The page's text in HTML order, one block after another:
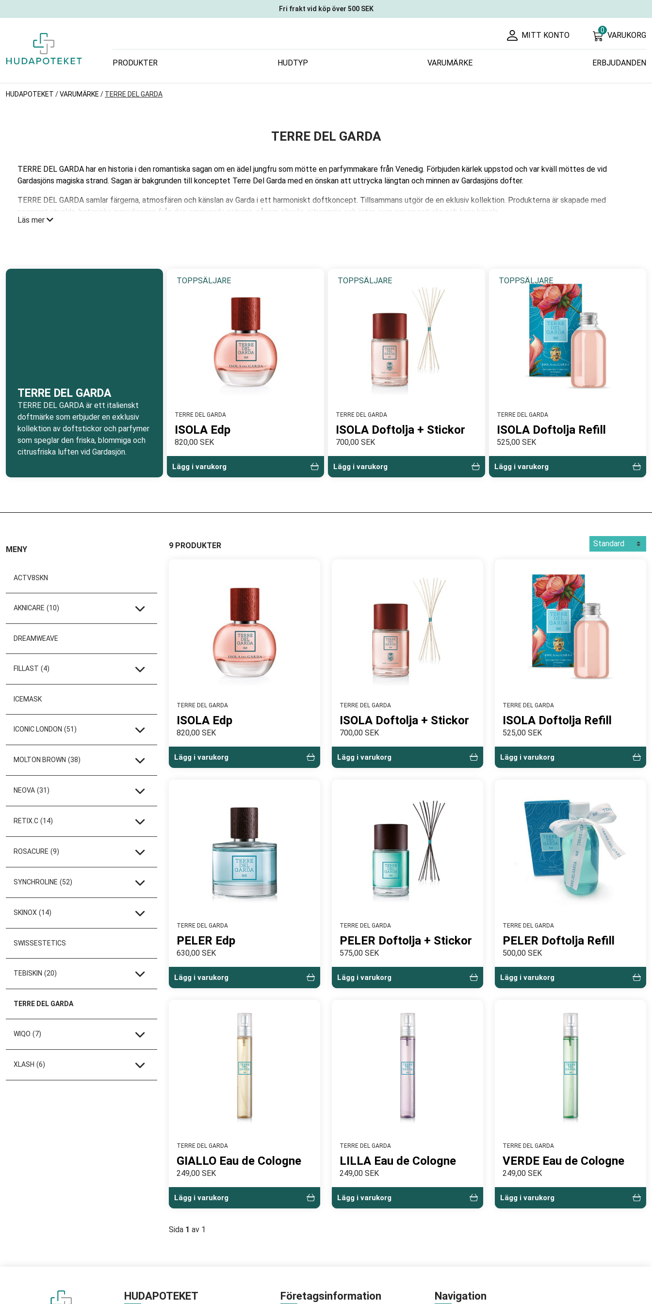
Fri frakt vid köp över 500 SEK
MITT KONTO
0
VARUKORG
PRODUKTER HUDTYP VARUMÄRKE ERBJUDANDEN
HUDAPOTEKET /VARUMÄRKE / TERRE DEL GARDA
TERRE DEL GARDA
TERRE DEL GARDA har en historia i den romantiska sagan om en ädel jungfru som mötte en parfymmakare från Venedig. Förbjuden kärlek uppstod och var kväll möttes de vid
Gardasjöns magiska strand. Sagan är bakgrunden till konceptet Terre Del Garda med en önskan att uttrycka längtan och minnen av Gardasjöns dofter.
TERRE DEL GARDA samlar färgerna, atmosfären och känslan av Garda i ett harmoniskt doftkoncept. Tillsammans utgör de en eklusiv kollektion. Produkterna är skapade med
noggrant utvalda, botaniska ingrediensen från den omgivande naturen, såsom olivolja, citrongräs och örter, som ger en naturlig och lyxig känsla.
Läs mer
TERRE DEL GARDA
TERRE DEL GARDA är ett italienskt
doftmärke som erbjuder en exklusiv
kollektion av doftstickor och parfymer
som speglar den friska, blommiga och
citrusfriska luften vid Gardasjön.
TOPPSÄLJARE
TERRE DEL GARDA
ISOLA Edp
820,00 SEK
Lägg i varukorg
TOPPSÄLJARE
TERRE DEL GARDA
ISOLA Doftolja + Stickor
700,00 SEK
Lägg i varukorg
TOPPSÄLJARE
TERRE DEL GARDA
ISOLA Doftolja Refill
525,00 SEK
Lägg i varukorg
MENY
ACTV8SKN
AKNICARE (10)
DREAMWEAVE
FILLAST (4)
ICEMASK
ICONIC LONDON (51)
MOLTON BROWN (38)
NEOVA (31)
RETIX.C (14)
ROSACURE (9)
SYNCHROLINE (52)
SKINOX (14)
SWISSESTETICS
TEBISKIN (20)
TERRE DEL GARDA
WIQO (7)
XLASH (6)
9 PRODUKTER
TERRE DEL GARDA
ISOLA Edp
820,00 SEK
Lägg i varukorg
TERRE DEL GARDA
ISOLA Doftolja + Stickor
700,00 SEK
Lägg i varukorg
TERRE DEL GARDA
ISOLA Doftolja Refill
525,00 SEK
Lägg i varukorg
TERRE DEL GARDA
PELER Edp
630,00 SEK
Lägg i varukorg
TERRE DEL GARDA
PELER Doftolja + Stickor
575,00 SEK
Lägg i varukorg
TERRE DEL GARDA
PELER Doftolja Refill
500,00 SEK
Lägg i varukorg
TERRE DEL GARDA
GIALLO Eau de Cologne
249,00 SEK
Lägg i varukorg
TERRE DEL GARDA
LILLA Eau de Cologne
249,00 SEK
Lägg i varukorg
TERRE DEL GARDA
VERDE Eau de Cologne
249,00 SEK
Lägg i varukorg
Sida 1 av 1
HUDAPOTEKET Företagsinformation Navigation